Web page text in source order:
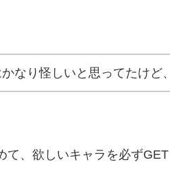
なり怪しいと思ってたけど
て、欲しいキャラを必ずGET